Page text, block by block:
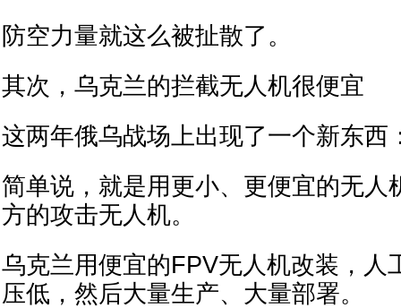
防空力量就这么被扯散了。
其次，乌克兰的拦截无人机很便宜
这两年俄乌战场上出现了一个新东西
简单说，就是用更小、更便宜的无人
方的攻击无人机。
乌克兰用便宜的FPV无人机改装，人
压低，然后大量生产、大量部署。